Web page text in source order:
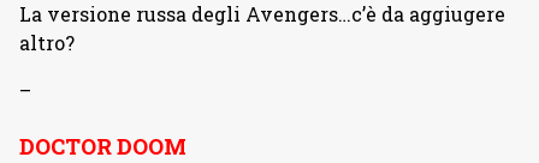
La versione russa degli Avengers…c’è da aggiugere
altro?
–
DOCTOR DOOM